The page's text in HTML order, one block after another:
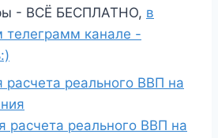
- ВСЁ БЕСПЛАТНО, в
канале -
реального ВВП на
расчета реального ВВП на